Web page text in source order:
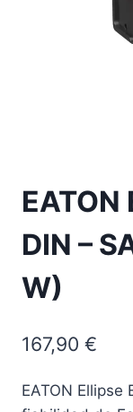
DIN –
W)
167,90 €
EATON